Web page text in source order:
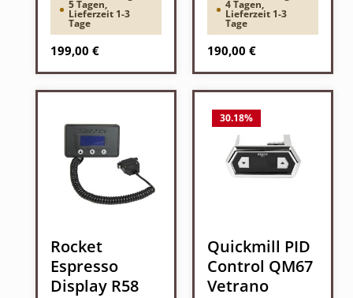
5 Tagen,
Lieferzeit 1-3
Tage
Regulärer Preis:
199,00 €
4 Tagen,
Lieferzeit 1-3
Tage
Regulärer Preis:
190,00 €
Rocket
Espresso
Display R58
30.18%
Quickmill PID
Control QM67
Vetrano